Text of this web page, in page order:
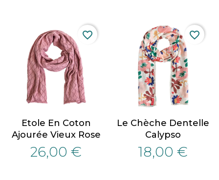
Etole En Coton
Ajourée Vieux Rose
26,00 €
favorite_border
Le Chèche Dentelle
Calypso
18,00 €
favorite_border